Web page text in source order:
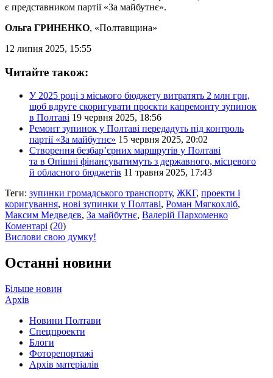
є представником партії «За майбутнє».
Ольга ГРИНЕНКО, «Полтавщина»
12 липня 2025, 15:55
Читайте також:
У 2025 році з міського бюджету витратять 2 млн грн,
щоб вдруге скоригувати проєкти капремонту зупинок
в Полтаві 19 червня 2025, 18:56
Ремонт зупинок у Полтаві передадуть під контроль
партії «За майбутнє» 15 червня 2025, 20:02
Створення безбар’єрних маршрутів у Полтаві
та в Опішні фінансуватимуть з державного, місцевого
й обласного бюджетів 11 травня 2025, 17:43
Теги: зупинки громадського транспорту, ЖКГ, проекти і
коригування, нові зупинки у Полтаві, Роман Мягкохліб,
Максим Медведєв, За майбутнє, Валерій Пархоменко
Коментарі (20)
Вислови свою думку!
Останні новини
Більше новин
Архів
Новини Полтави
Спецпроекти
Блоги
Фоторепортажі
Архів матеріалів